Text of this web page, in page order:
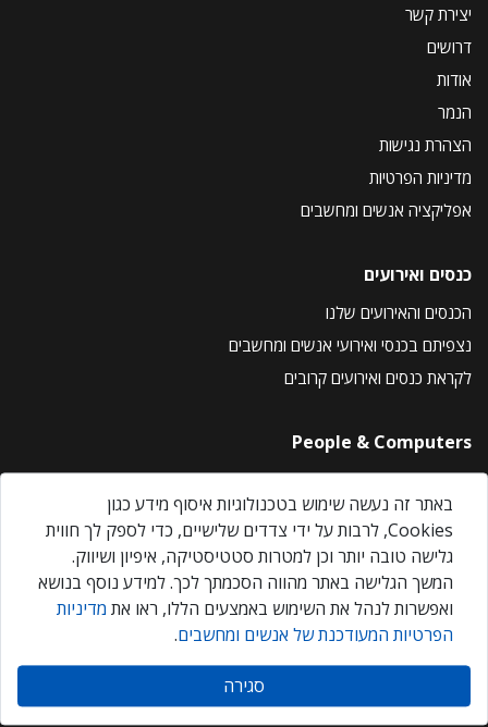
יצירת קשר
דרושים
אודות
הנמר
הצהרת נגישות
מדיניות הפרטיות
אפליקציה אנשים ומחשבים
כנסים ואירועים
הכנסים והאירועים שלנו
נצפיתם בכנסי ואירועי אנשים ומחשבים
לקראת כנסים ואירועים קרובים
People & Computers
About Us
Privacy Policy
Contact Us
Our Events
אנשים ומחשבים © 2026 – כל הזכויות שמורות
באתר זה נעשה שימוש בטכנולוגיות איסוף מידע כגון
Cookies, לרבות על ידי צדדים שלישיים, כדי לספק לך חווית
גלישה טובה יותר וכן למטרות סטטיסטיקה, איפיון ושיווק.
המשך הגלישה באתר מהווה הסכמתך לכך. למידע נוסף בנושא
ואפשרות לנהל את השימוש באמצעים הללו, ראו את מדיניות
הפרטיות המעודכנת של אנשים ומחשבים.
סגירה